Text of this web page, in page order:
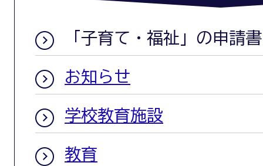
「子育て・福祉」の申請書
お知らせ
学校教育施設
教育